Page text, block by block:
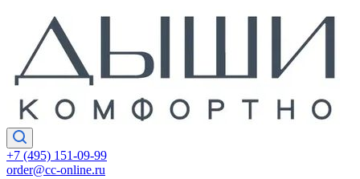
+7 (495) 151-09-99
order@cc-online.ru